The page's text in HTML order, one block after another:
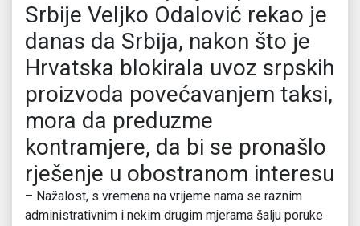
Srbije Veljko Odalović rekao je
danas da Srbija, nakon što je
Hrvatska blokirala uvoz srpskih
proizvoda povećavanjem taksi,
mora da preduzme
kontramjere, da bi se pronašlo
rješenje u obostranom interesu
– Nažalost, s vremena na vrijeme nama se raznim
administrativnim i nekim drugim mjerama šalju poruke